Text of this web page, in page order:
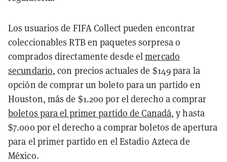
Los usuarios de FIFA Collect pueden encontrar
coleccionables RTB en paquetes sorpresa o
comprados directamente desde elmercado
secundario, con precios actuales de $149 para la
opción de comprar un boleto para un partido en
Houston, más de $1.200 por el derecho a comprar
boletos para el primer partido de Canadá, y hasta
$7.000 por el derecho a comprar boletos de apertura
para el primer partido en el Estadio Azteca de
México.